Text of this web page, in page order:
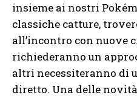
insieme ai nostri
classiche catture,
all’incontro con nuove
richiederanno un
altri necessiteranno di
diretto. Una delle